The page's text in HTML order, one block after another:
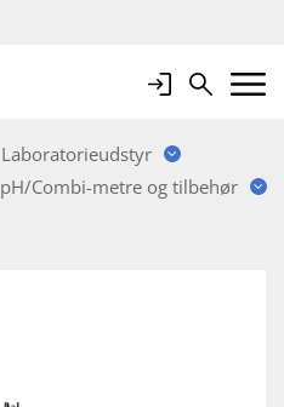
LoginSearchMobile
Laboratorieudstyr
pH/Combi-metre og tilbehør